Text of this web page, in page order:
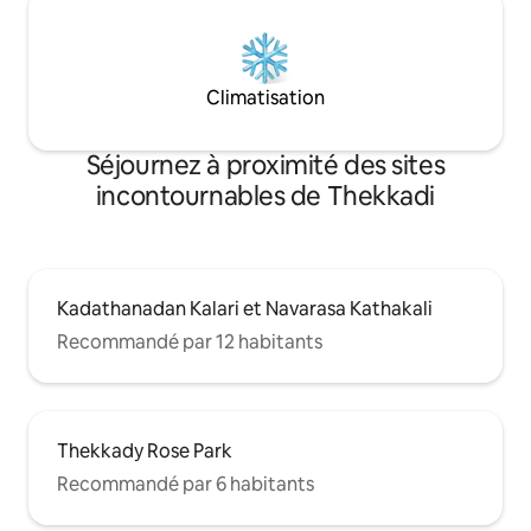
Climatisation
Séjournez à proximité des sites
incontournables de Thekkadi
Kadathanadan Kalari et Navarasa Kathakali
Recommandé par 12 habitants
Thekkady Rose Park
Recommandé par 6 habitants